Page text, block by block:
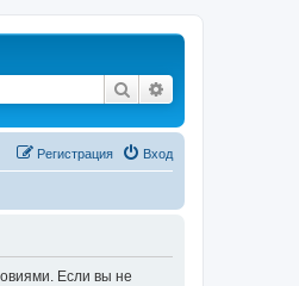
Поиск
Вход
Регистрация
Если вы не